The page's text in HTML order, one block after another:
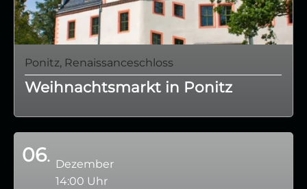
Ponitz, Renaissanceschloss
Weihnachtsmarkt in Ponitz
06
Dezember
14:00 Uhr